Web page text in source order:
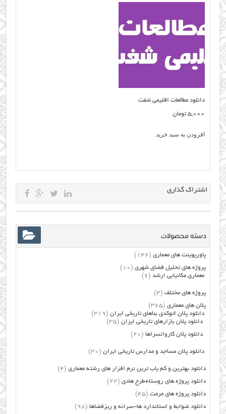
دانلود مطالعات اقليمي شفت
5,000 تومان
افزودن به سبد خرید
اشتراک گذاری
دسته محصولات
پاورپوینت های معماری (146)
پروژه های تحلیل فضای شهری (10)
معماری مکانیابی ارشد (6)
پروژه های مختلف (3)
پلان های معماری (365)
دانلود پلان اتوکدی بناهای تاریخی ایران (319)
دانلود پلان بازارهای تاریخی ایران (35)
دانلود پلان کاروانسراها (20)
دانلود پلان مساجد و مدارس تاریخی ایران (30)
دانلود بهترین و کم یاب ترین نرم افزار های رشته معماری (4)
دانلود پروژه های روستا+طرح هادی (22)
دانلود پروژه های مرمت (45)
دانلود ضوابط و استاندارد ها-سرانه و ریزفضاها (98)